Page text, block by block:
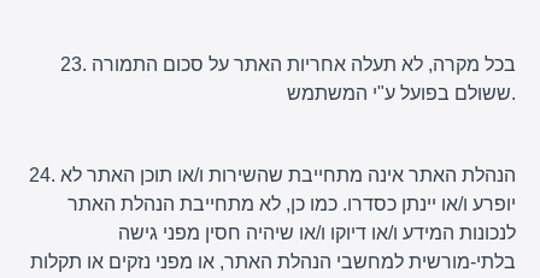
23. בכל מקרה, לא תעלה אחריות האתר על סכום התמורה
ששולם בפועל ע"י המשתמש.
24. הנהלת האתר אינה מתחייבת שהשירות ו/או תוכן האתר לא
יופרע ו/או יינתן כסדרו. כמו כן, לא מתחייבת הנהלת האתר
לנכונות המידע ו/או דיוקו ו/או שיהיה חסין מפני גישה
בלתי-מורשית למחשבי הנהלת האתר, או מפני נזקים או תקלות